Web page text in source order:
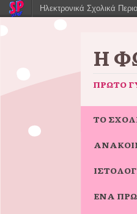
Η
ΠΡΏΤΟ
ΤΟ
ΈΝΑ
Ηλεκτρονικά Σχολικά